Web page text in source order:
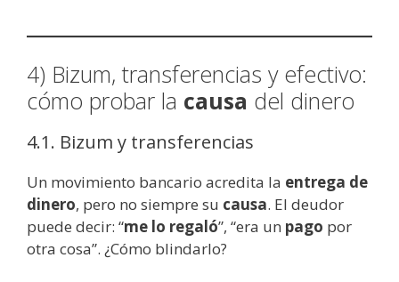
4) Bizum, transferencias y efectivo:
cómo probar la causa del dinero
4.1. Bizum y transferencias
Un movimiento bancario acredita la entrega de
dinero, pero no siempre su causa. El deudor
puede decir: “me lo regaló”, “era un pago por
otra cosa”. ¿Cómo blindarlo?